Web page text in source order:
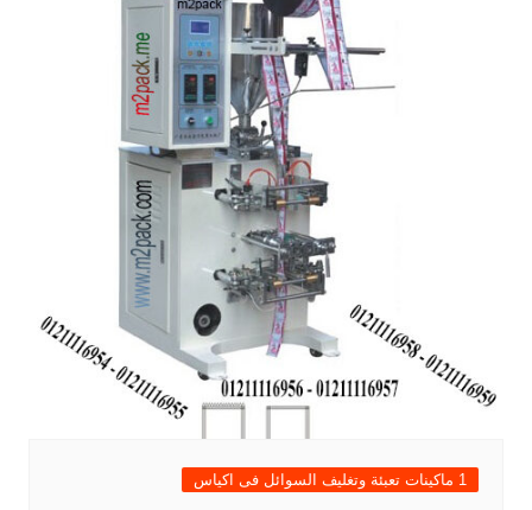
1 ماكينات تعبئة وتغليف السوائل فى اكياس